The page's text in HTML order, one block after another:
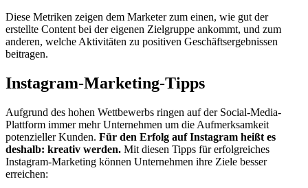
Diese Metriken zeigen dem Marketer zum einen, wie gut der
erstellte Content bei der eigenen Zielgruppe ankommt, und zum
anderen, welche Aktivitäten zu positiven Geschäftsergebnissen
beitragen.
Instagram-Marketing-Tipps
Aufgrund des hohen Wettbewerbs ringen auf der Social-Media-
Plattform immer mehr Unternehmen um die Aufmerksamkeit
potenzieller Kunden. Für den Erfolg auf Instagram heißt es
deshalb: kreativ werden. Mit diesen Tipps für erfolgreiches
Instagram-Marketing können Unternehmen ihre Ziele besser
erreichen: